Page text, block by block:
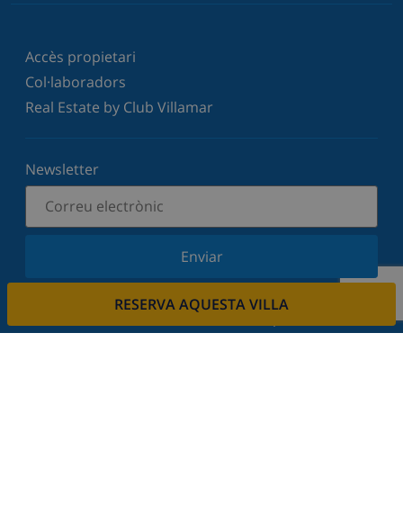
RESERVA AQUESTA VILLA
Accès propietari
Col·laboradors
Real Estate by Club Villamar
Newsletter
Enviar
Subscriu-vos al nostre butlletí i estigues informat
de les últimes novetats i ofertes. Respectem la
vostra privadesa.